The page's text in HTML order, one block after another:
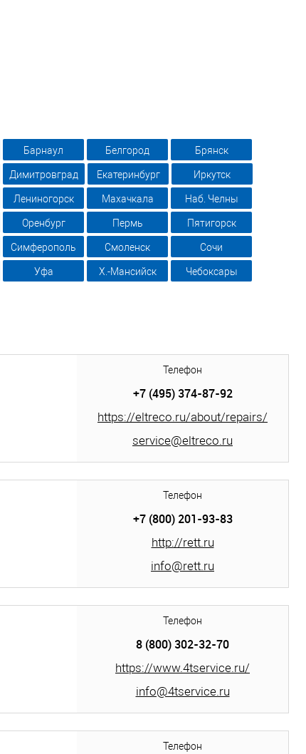
Барнаул Белгород Брянск
Димитровград Екатеринбург Иркутск
Лениногорск Махачкала Наб. Челны
Оренбург Пермь Пятигорск
Симферополь Смоленск Сочи
Уфа Х.-Мансийск Чебоксары
Телефон
+7 (495) 374-87-92
https://eltreco.ru/about/repairs/
service@eltreco.ru
Телефон
+7 (800) 201-93-83
http://rett.ru
info@rett.ru
Телефон
8 (800) 302-32-70
https://www.4tservice.ru/
info@4tservice.ru
Телефон